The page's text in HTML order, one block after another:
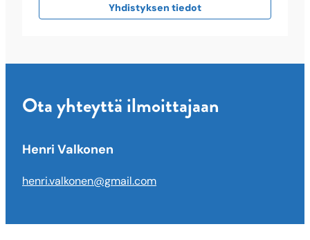
Yhdistyksen tiedot
Ota yhteyttä ilmoittajaan
Henri Valkonen
henri.valkonen@gmail.com